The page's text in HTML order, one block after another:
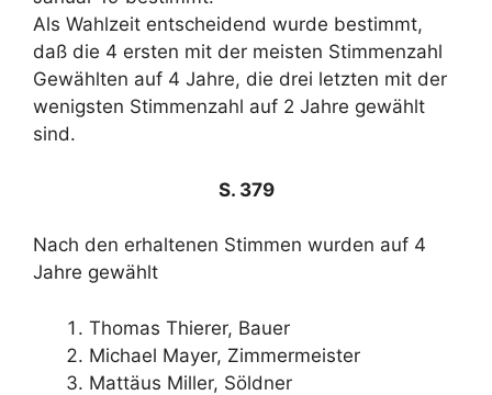
Als Wahlzeit entscheidend wurde bestimmt,
daß die 4 ersten mit der meisten Stimmenzahl
Gewählten auf 4 Jahre, die drei letzten mit der
wenigsten Stimmenzahl auf 2 Jahre gewählt
sind.
S. 379
Nach den erhaltenen Stimmen wurden auf 4
Jahre gewählt
Thomas Thierer, Bauer
Michael Mayer, Zimmermeister
Mattäus Miller, Söldner